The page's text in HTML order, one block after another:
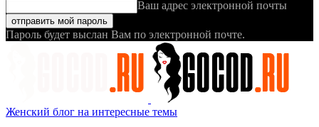
Ваш адрес электронной почты
Пароль будет выслан Вам по электронной почте.
Женский блог на интересные темы